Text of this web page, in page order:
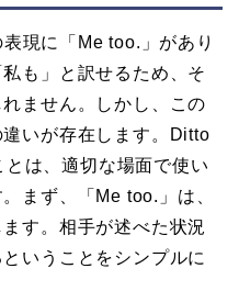
現に「Me too.」があり
も」と訳せるため、そ
ません。しかし、この
いが存在します。Ditto
は、適切な場面で使い
まず、「Me too.」は、
す。相手が述べた状況
いうことをシンプルに